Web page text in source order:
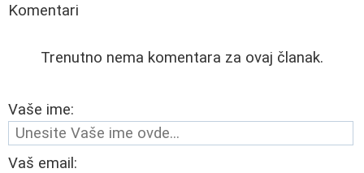
Komentari
Trenutno nema komentara za ovaj članak.
Vaše ime:
Vaš email: